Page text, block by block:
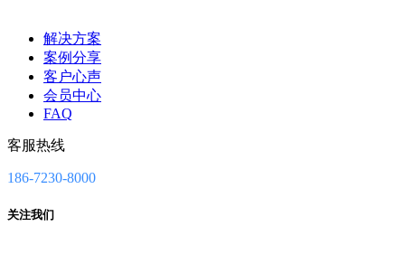
解决方案
案例分享
客户心声
会员中心
FAQ
客服热线
186-7230-8000
关注我们